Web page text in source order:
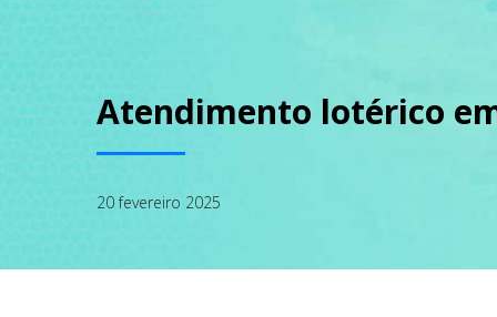
Atendimento lotérico
20 fevereiro 2025